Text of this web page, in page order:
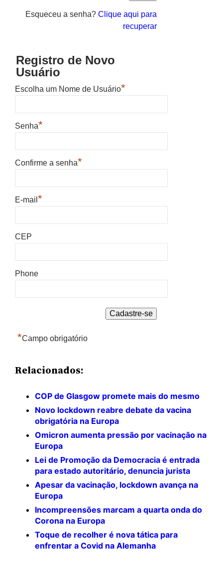
Esqueceu a senha? Clique aqui para
recuperar
Registro de Novo
Usuário
Escolha um Nome de Usuário*
Senha*
Confirme a senha*
E-mail*
CEP
Phone
*Campo obrigatório
Relacionados:
COP de Glasgow promete mais do mesmo
Novo lockdown reabre debate da vacina
obrigatória na Europa
Omicron aumenta pressão por vacinação na
Europa
Lei de Promoção da Democracia é entrada
para estado autoritário, denuncia jurista
Apesar da vacinação, lockdown avança na
Europa
Incompreensões marcam a quarta onda do
Corona na Europa
Toque de recolher é nova tática para
enfrentar a Covid na Alemanha